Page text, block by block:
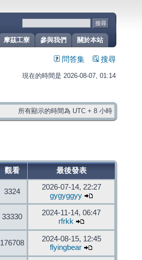
關於本站
參與我們
摩茲工寮
問答集 搜尋
現在的時間是 2026-08-07, 01:14
所有顯示的時間為 UTC + 8 小時
觀看 最後發表
3324
2026-07-14, 22:27
gygyggyy
33330
2024-11-14, 06:47
rfrkk
176708
2024-08-15, 12:45
flyingbear